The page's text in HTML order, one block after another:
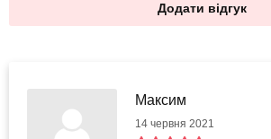
Додати відгук
Максим
14 червня 2021